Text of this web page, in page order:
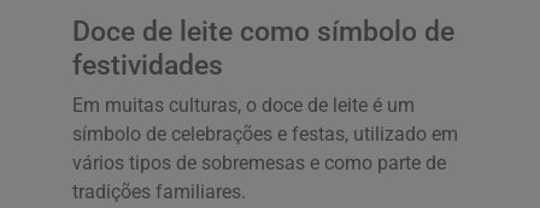
Doce de leite como símbolo de
festividades
Em muitas culturas, o doce de leite é um
símbolo de celebrações e festas, utilizado em
vários tipos de sobremesas e como parte de
tradições familiares.